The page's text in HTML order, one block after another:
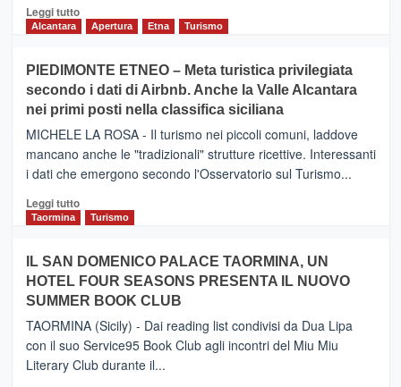
Leggi tuttoLeggi
CATANIA
–
Inaugurato
il
nuovo
collegamento
tra
e
Zanzibar
da
Neos
Alcantara Apertura Etna Turismo
PIEDIMONTE ETNEO – Meta turistica privilegiata
secondo i dati di Airbnb. Anche la Valle Alcantara
nei primi posti nella classifica siciliana
MICHELE LA ROSA - Il turismo nei piccoli comuni, laddove
mancano anche le "tradizionali" strutture ricettive. Interessanti
i dati che emergono secondo l'Osservatorio sul Turismo...
Leggi tuttoLeggi
PIEDIMONTE
ETNEO
–
Meta
turistica
privilegiata
secondo
Taormina Turismo
IL SAN DOMENICO PALACE TAORMINA, UN
HOTEL FOUR SEASONS PRESENTA IL NUOVO
SUMMER BOOK CLUB
TAORMINA (Sicily) - Dai reading list condivisi da Dua Lipa
con il suo Service95 Book Club agli incontri del Miu Miu
Literary Club durante il...